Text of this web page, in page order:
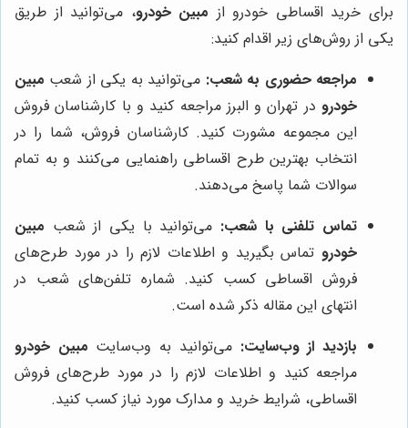
برای خرید اقساطی خودرو از مبین خودرو، می‌توانید از طریق
یکی از روش‌های زیر اقدام کنید:
مراجعه حضوری به شعب: می‌توانید به یکی از شعب مبین
خودرو در تهران و البرز مراجعه کنید و با کارشناسان فروش
این مجموعه مشورت کنید. کارشناسان فروش، شما را در
انتخاب بهترین طرح اقساطی راهنمایی می‌کنند و به تمام
سوالات شما پاسخ می‌دهند.
تماس تلفنی با شعب: می‌توانید با یکی از شعب مبین
خودرو تماس بگیرید و اطلاعات لازم را در مورد طرح‌های
فروش اقساطی کسب کنید. شماره تلفن‌های شعب در
انتهای این مقاله ذکر شده است.
بازدید از وب‌سایت: می‌توانید به وب‌سایت مبین خودرو
مراجعه کنید و اطلاعات لازم را در مورد طرح‌های فروش
اقساطی، شرایط خرید و مدارک مورد نیاز کسب کنید.